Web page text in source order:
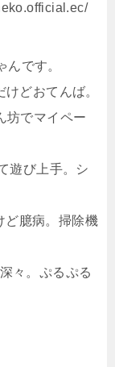
です。
どおてんば。
坊でマイペー
遊び上手。シ
ど臆病。掃除機
々。ぷるぷる